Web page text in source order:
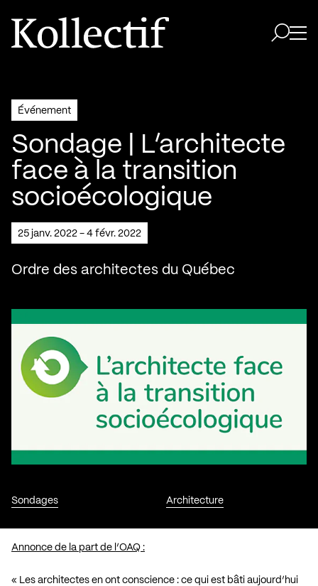
Aller à la page d'accueil
Logo Kollectif
Événement
Sondage | L’architecte
face à la transition
socioécologique
25 janv. 2022 - 4 févr. 2022
Ordre des architectes du Québec
Sondages Architecture
Annonce de la part de l’OAQ :
« Les architectes en ont conscience : ce qui est bâti aujourd’hui